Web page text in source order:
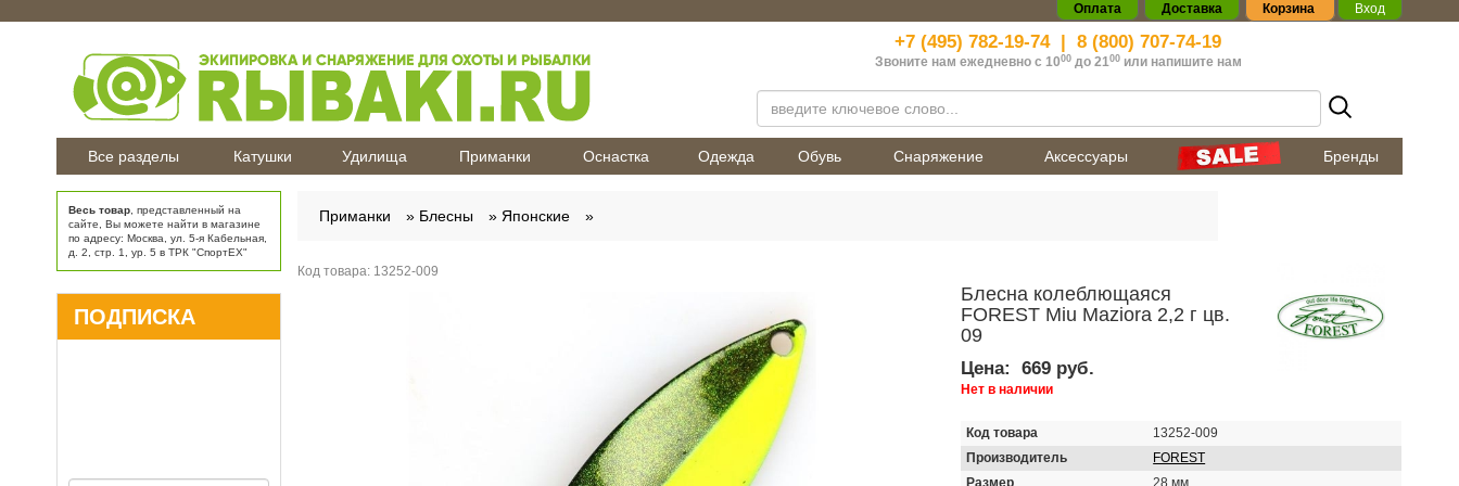
Оплата Доставка Корзина Вход
+7 (495) 782-19-74| 8 (800) 707-74-19
Звоните нам ежедневно с 1000до 2100 или напишите нам
Все разделы Катушки Удилища Приманки Оснастка Одежда Обувь Снаряжение Аксессуары Бренды
Приманки Блесны Японские
Код товара: 13252-009
Блесна колеблющаяся
FOREST Miu Maziora 2,2 г цв.
09
Цена: 669 руб.
Нет в наличии
Код товара
13252-009
Производитель
FOREST
Весь товар , представленный на
сайте, Вы можете найти в магазине
по адресу: Москва, ул. 5-я Кабельная,
д. 2, стр. 1, ур. 5 в ТРК "СпортЕХ"
ПОДПИСКА